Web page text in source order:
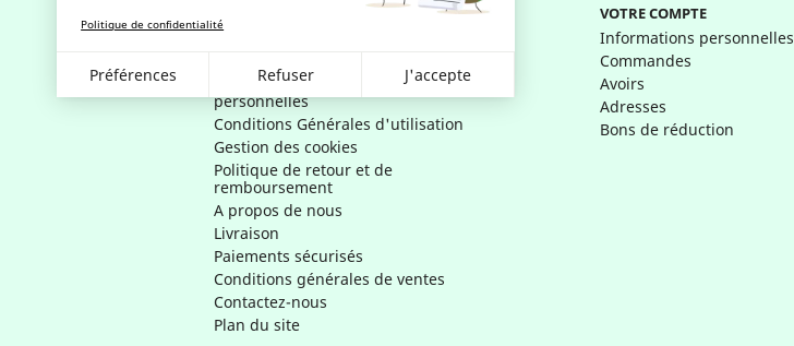
Politique de confidentialité
Préférences Refuser J'accepte
Notre société
RGPD - Politique de confidentialité
et d'utilisation des données
personnelles
Conditions Générales d'utilisation
Gestion des cookies
Politique de retour et de
remboursement
A propos de nous
Livraison
Paiements sécurisés
Conditions générales de ventes
Contactez-nous
Plan du site
VOTRE COMPTE
Informations personnelles
Commandes
Avoirs
Adresses
Bons de réduction